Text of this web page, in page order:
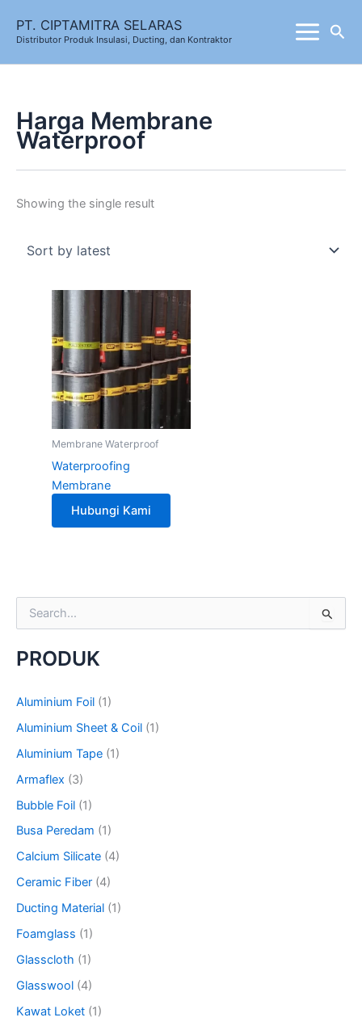
content
PT. CIPTAMITRA SELARAS
Distributor Produk Insulasi, Ducting, dan Kontraktor
Harga Membrane
Waterproof
Showing the single result
Membrane Waterproof
Waterproofing
Membrane
Hubungi Kami
e
f
o
:
PRODUK
Aluminium Foil (1)
Aluminium Sheet & Coil (1)
Aluminium Tape (1)
Armaflex (3)
Bubble Foil (1)
Busa Peredam (1)
Calcium Silicate (4)
Ceramic Fiber (4)
Ducting Material (1)
Foamglass (1)
Glasscloth (1)
Glasswool (4)
Kawat Loket (1)